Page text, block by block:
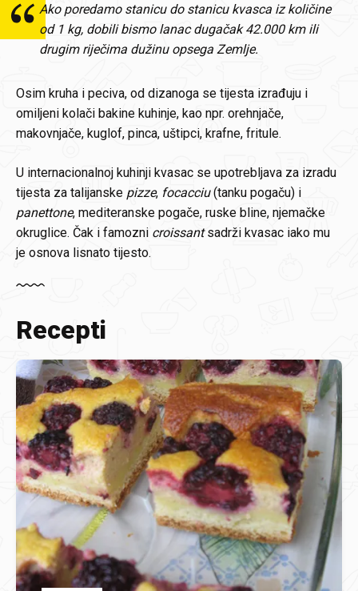
Ako poredamo stanicu do stanicu kvasca iz količine
od 1 kg, dobili bismo lanac dugačak 42.000 km ili
drugim riječima dužinu opsega Zemlje.
Osim kruha i peciva, od dizanoga se tijesta izrađuju i
omiljeni kolači bakine kuhinje, kao npr. orehnjače,
makovnjače, kuglof, pinca, uštipci, krafne, fritule.
U internacionalnoj kuhinji kvasac se upotrebljava za izradu
tijesta za talijanske pizze, focacciu(tanku pogaču) i
panettone, mediteranske pogače, ruske bline, njemačke
okruglice. Čak i famozni croissantsadrži kvasac iako mu
je osnova lisnato tijesto.
Recepti